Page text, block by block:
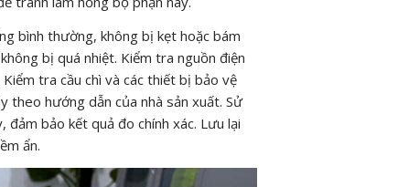
bình thường, không bị kẹt hoặc bám
bị quá nhiệt. Kiểm tra nguồn điện
tra cầu chì và các thiết bị bảo vệ
theo hướng dẫn của nhà sản xuất. Sử
đảm bảo kết quả đo chính xác. Lưu lại
ẩn.